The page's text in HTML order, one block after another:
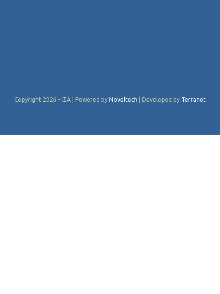
Copyright 2026 - ΙΣΑ | Powered by Noveltech | Developed by Terranet